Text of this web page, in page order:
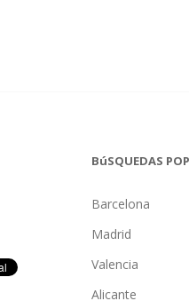
BúSQUEDAS
Barcelona
Madrid
Valencia
Alicante